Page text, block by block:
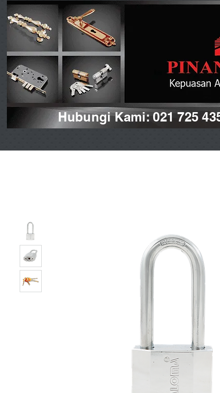
Hubungi Kami: 021 725